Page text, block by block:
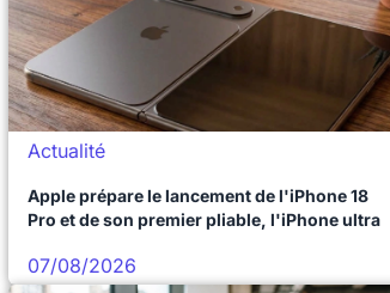
Actualité
Apple prépare le lancement de l'iPhone 18
Pro et de son premier pliable, l'iPhone ultra
07/08/2026